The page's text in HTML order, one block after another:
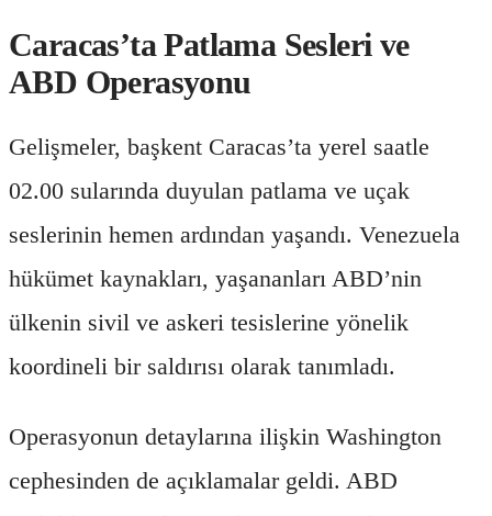
Caracas’ta Patlama Sesleri ve
ABD Operasyonu
Gelişmeler, başkent Caracas’ta yerel saatle
02.00 sularında duyulan patlama ve uçak
seslerinin hemen ardından yaşandı. Venezuela
hükümet kaynakları, yaşananları ABD’nin
ülkenin sivil ve askeri tesislerine yönelik
koordineli bir saldırısı olarak tanımladı.
Operasyonun detaylarına ilişkin Washington
cephesinden de açıklamalar geldi. ABD